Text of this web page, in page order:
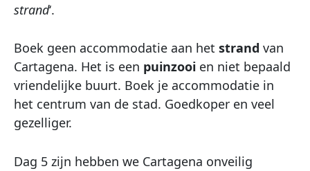
strand‘.
Boek geen accommodatie aan het strand van
Cartagena. Het is een puinzooi en niet bepaald
vriendelijke buurt. Boek je accommodatie in
het centrum van de stad. Goedkoper en veel
gezelliger.
Dag 5 zijn hebben we Cartagena onveilig